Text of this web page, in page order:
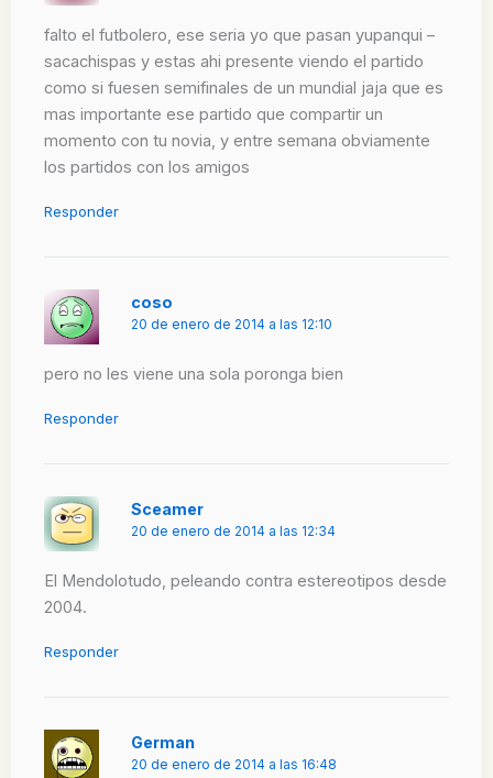
falto el futbolero, ese seria yo que pasan yupanqui –
sacachispas y estas ahi presente viendo el partido
como si fuesen semifinales de un mundial jaja que es
mas importante ese partido que compartir un
momento con tu novia, y entre semana obviamente
los partidos con los amigos
Responder
coso
20 de enero de 2014 a las 12:10
pero no les viene una sola poronga bien
Responder
Sceamer
20 de enero de 2014 a las 12:34
El Mendolotudo, peleando contra estereotipos desde
2004.
Responder
German
20 de enero de 2014 a las 16:48